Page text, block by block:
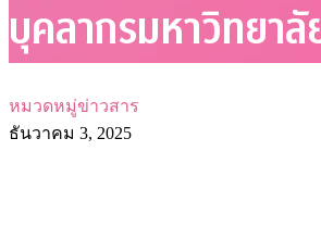
บุคลากรมหาวิทยาลั
หมวดหมู่ข่าวสาร
ธันวาคม 3, 2025